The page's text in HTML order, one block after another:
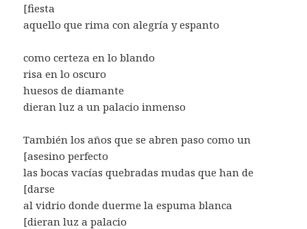
[fiesta
aquello que rima con alegría y espanto
como certeza en lo blando
risa en lo oscuro
huesos de diamante
dieran luz a un palacio inmenso
También los años que se abren paso como un
[asesino perfecto
las bocas vacías quebradas mudas que han de
[darse
al vidrio donde duerme la espuma blanca
[dieran luz a palacio